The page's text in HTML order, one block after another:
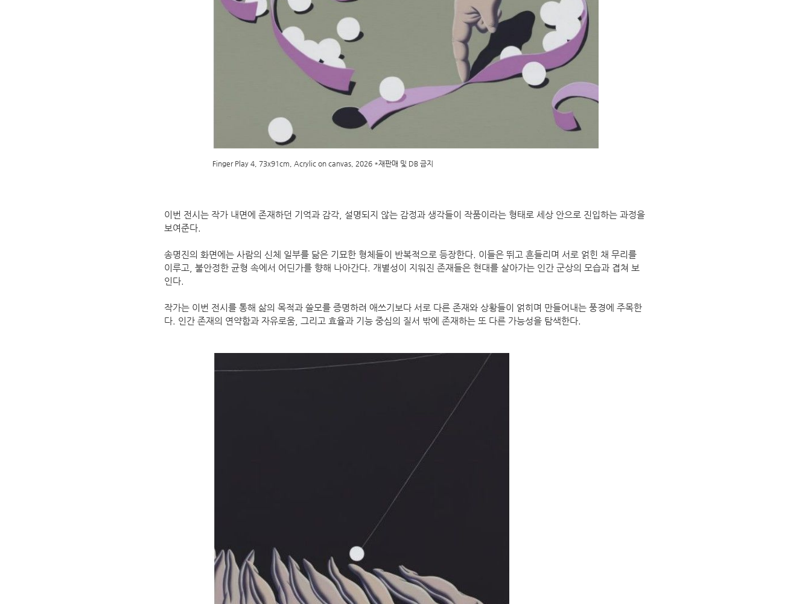
Finger Play 4, 73x91cm, Acrylic on canvas, 2026 *재판매 및 DB 금지
이번 전시는 작가 내면에 존재하던 기억과 감각, 설명되지 않는 감정과 생각들이 작품이라는 형태로 세상 안으로 진입하는 과정을
보여준다.
송명진의 화면에는 사람의 신체 일부를 닮은 기묘한 형체들이 반복적으로 등장한다. 이들은 뛰고 흔들리며 서로 얽힌 채 무리를
이루고, 불안정한 균형 속에서 어딘가를 향해 나아간다. 개별성이 지워진 존재들은 현대를 살아가는 인간 군상의 모습과 겹쳐 보
인다.
작가는 이번 전시를 통해 삶의 목적과 쓸모를 증명하려 애쓰기보다 서로 다른 존재와 상황들이 얽히며 만들어내는 풍경에 주목한
다. 인간 존재의 연약함과 자유로움, 그리고 효율과 기능 중심의 질서 밖에 존재하는 또 다른 가능성을 탐색한다.